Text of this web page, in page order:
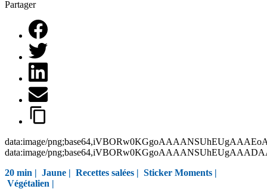
Partager
data:image/
data:image/
20 min | Jaune | Recettes salées | Sticker Moments |
Végétalien |